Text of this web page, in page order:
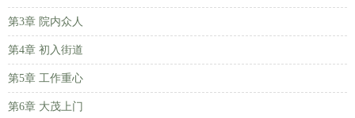
第3章 院内众人
第4章 初入街道
第5章 工作重心
第6章 大茂上门